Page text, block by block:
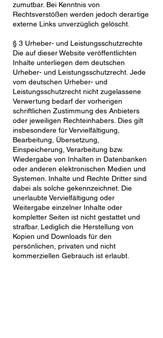
zumutbar. Bei Kenntnis von
Rechtsverstößen werden jedoch derartige
externe Links unverzüglich gelöscht.
§ 3 Urheber- und Leistungsschutzrechte
Die auf dieser Website veröffentlichten
Inhalte unterliegen dem deutschen
Urheber- und Leistungsschutzrecht. Jede
vom deutschen Urheber- und
Leistungsschutzrecht nicht zugelassene
Verwertung bedarf der vorherigen
schriftlichen Zustimmung des Anbieters
oder jeweiligen Rechteinhabers. Dies gilt
insbesondere für Vervielfältigung,
Bearbeitung, Übersetzung,
Einspeicherung, Verarbeitung bzw.
Wiedergabe von Inhalten in Datenbanken
oder anderen elektronischen Medien und
Systemen. Inhalte und Rechte Dritter sind
dabei als solche gekennzeichnet. Die
unerlaubte Vervielfältigung oder
Weitergabe einzelner Inhalte oder
kompletter Seiten ist nicht gestattet und
strafbar. Lediglich die Herstellung von
Kopien und Downloads für den
persönlichen, privaten und nicht
kommerziellen Gebrauch ist erlaubt.